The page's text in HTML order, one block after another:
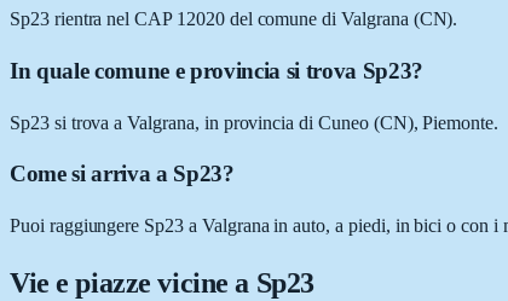
Sp23 rientra nel CAP 12020 del comune di Valgrana (CN).
In quale comune e provincia si trova Sp23?
Sp23 si trova a Valgrana, in provincia di Cuneo (CN), Piemonte.
Come si arriva a Sp23?
Puoi raggiungere Sp23 a Valgrana in auto, a piedi, in bici o con
Vie e piazze vicine a Sp23